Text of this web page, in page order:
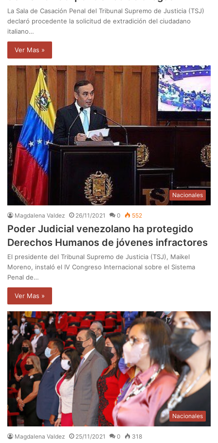
La Sala de Casación Penal del Tribunal Supremo de Justicia (TSJ)
declaró procedente la solicitud de extradición del ciudadano
italiano…
Ver Mas »
Nacionales
Magdalena Valdez 26/11/2021 0 552
Poder Judicial venezolano ha protegido
Derechos Humanos de jóvenes infractores
El presidente del Tribunal Supremo de Justicia (TSJ), Maikel
Moreno, instaló el IV Congreso Internacional sobre el Sistema
Penal de…
Ver Mas »
Nacionales
Magdalena Valdez 25/11/2021 0 318